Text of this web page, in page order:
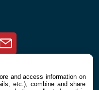
Newsletter
and access information on
etc.), combine and share